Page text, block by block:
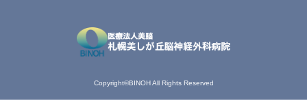
Copyright©BINOH All Rights Reserved